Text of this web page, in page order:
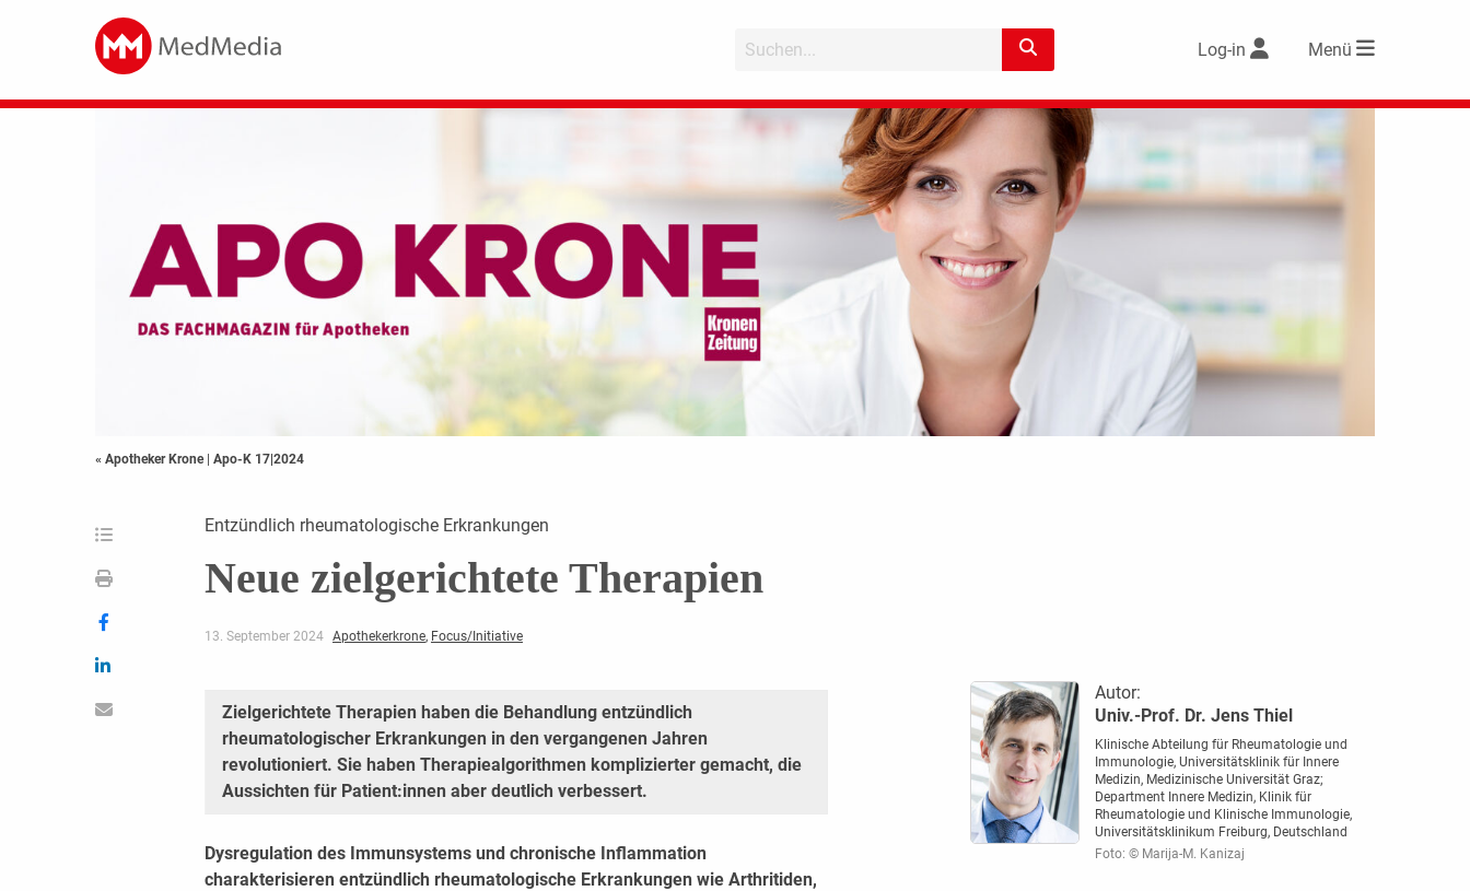
Log-in Menü
« Apotheker Krone | Apo-K 17|2024
Entzündlich rheumatologische Erkrankungen
Neue zielgerichtete Therapien
13. September 2024 Apothekerkrone, Focus/Initiative
Zielgerichtete Therapien haben die Behandlung entzündlich
rheumatologischer Erkrankungen in den vergangenen Jahren
revolutioniert. Sie haben Therapiealgorithmen komplizierter gemacht, die
Aussichten für Patient:innen aber deutlich verbessert.
Dysregulation des Immunsystems und chronische Inflammation
charakterisieren entzündlich rheumatologische Erkrankungen wie Arthritiden,
Autor:
Univ.-Prof. Dr. Jens Thiel
Klinische Abteilung für Rheumatologie und
Immunologie, Universitätsklinik für Innere
Medizin, Medizinische Universität Graz;
Department Innere Medizin, Klinik für
Rheumatologie und Klinische Immunologie,
Universitätsklinikum Freiburg, Deutschland
Foto: © Marija-M. Kanizaj